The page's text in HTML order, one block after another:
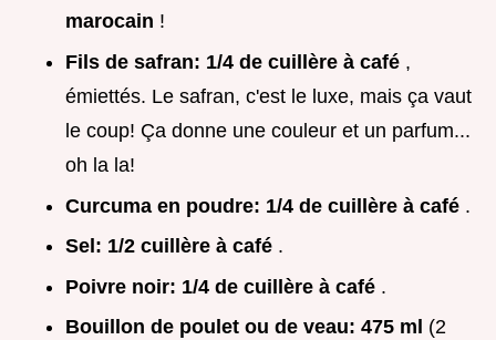
marocain !
Fils de safran: 1/4 de cuillère à café ,
émiettés. Le safran, c'est le luxe, mais ça vaut
le coup! Ça donne une couleur et un parfum...
oh la la!
Curcuma en poudre: 1/4 de cuillère à café .
Sel: 1/2 cuillère à café .
Poivre noir: 1/4 de cuillère à café .
Bouillon de poulet ou de veau: 475 ml (2